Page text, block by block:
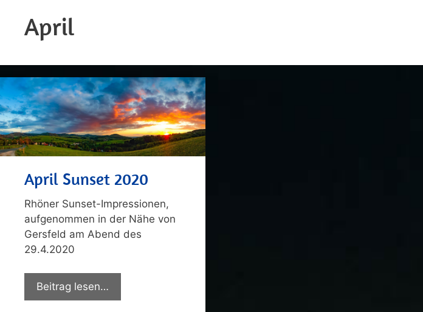
April
April Sunset 2020
Rhöner Sunset-Impressionen,
aufgenommen in der Nähe von
Gersfeld am Abend des
29.4.2020
Beitrag lesen…